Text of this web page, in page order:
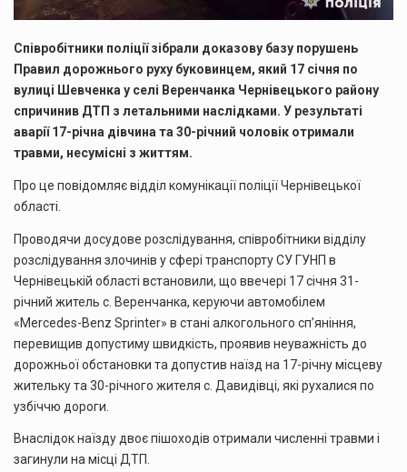
Співробітники поліції зібрали доказову базу порушень
Правил дорожнього руху буковинцем, який 17 січня по
вулиці Шевченка у селі Веренчанка Чернівецького району
спричинив ДТП з летальними наслідками. У результаті
аварії 17-річна дівчина та 30-річний чоловік отримали
травми, несумісні з життям.
Про це повідомляє відділ комунікації поліції Чернівецької
області.
Проводячи досудове розслідування, співробітники відділу
розслідування злочинів у сфері транспорту СУ ГУНП в
Чернівецькій області встановили, що ввечері 17 січня 31-
річний житель с. Веренчанка, керуючи автомобілем
«Mercedes-Benz Sprinter» в стані алкогольного сп’яніння,
перевищив допустиму швидкість, проявив неуважність до
дорожньої обстановки та допустив наїзд на 17-річну місцеву
жительку та 30-річного жителя с. Давидівці, які рухалися по
узбіччю дороги.
Внаслідок наїзду двоє пішоходів отримали численні травми і
загинули на місці ДТП.